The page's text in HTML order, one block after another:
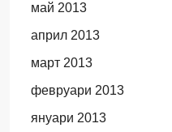
май 2013
април 2013
март 2013
февруари 2013
януари 2013